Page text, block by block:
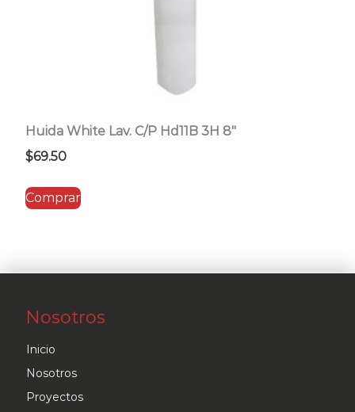
Huida White Lav. C/P Hd11B 3H 8″
$69.50
Comprar
Nosotros
Inicio
Nosotros
Proyectos